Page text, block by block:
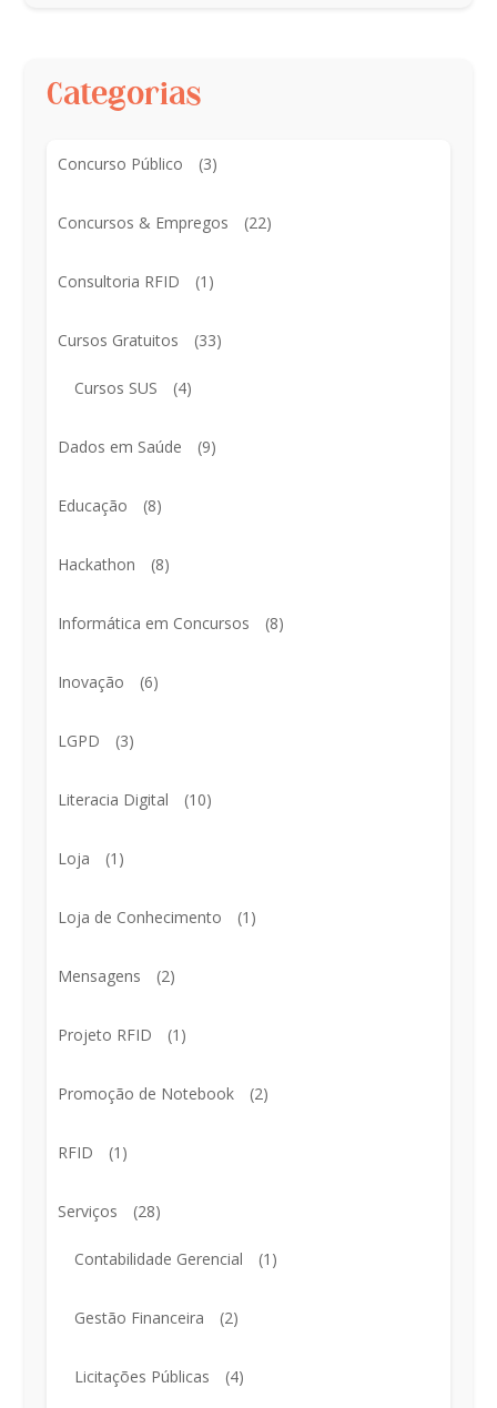
Categorias
Concurso Público (3)
Concursos & Empregos (22)
Consultoria RFID (1)
Cursos Gratuitos (33)
Cursos SUS (4)
Dados em Saúde (9)
Educação (8)
Hackathon (8)
Informática em Concursos (8)
Inovação (6)
LGPD (3)
Literacia Digital (10)
Loja (1)
Loja de Conhecimento (1)
Mensagens (2)
Projeto RFID (1)
Promoção de Notebook (2)
RFID (1)
Serviços (28)
Contabilidade Gerencial (1)
Gestão Financeira (2)
Licitações Públicas (4)